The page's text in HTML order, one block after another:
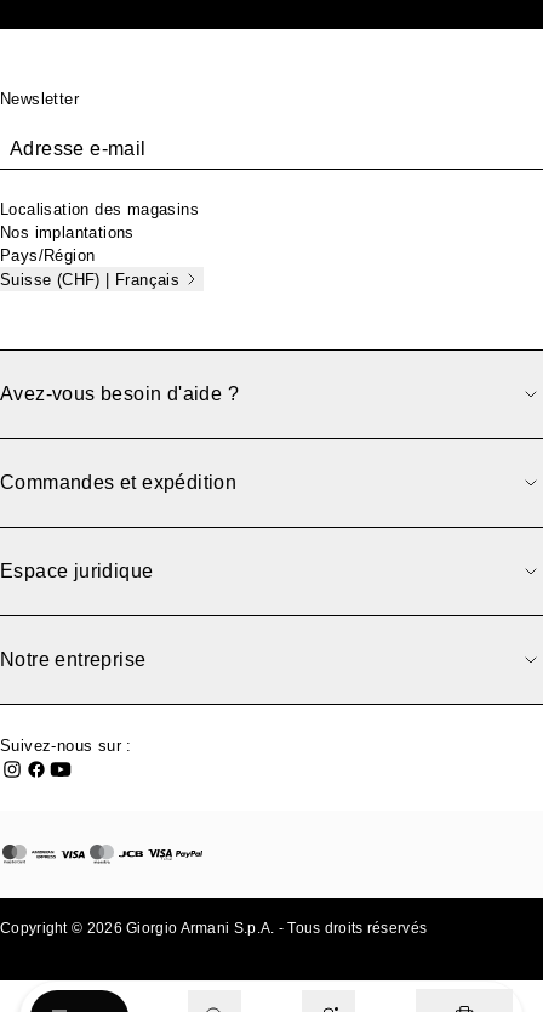
Newsletter
Adresse e-mail
Localisation des magasins
Nos implantations
Pays/Région
Suisse (CHF) | Français
Avez-vous besoin d'aide ?
Commandes et expédition
Espace juridique
Notre entreprise
Suivez-nous sur :
Copyright © 2026 Giorgio Armani S.p.A. - Tous droits réservés